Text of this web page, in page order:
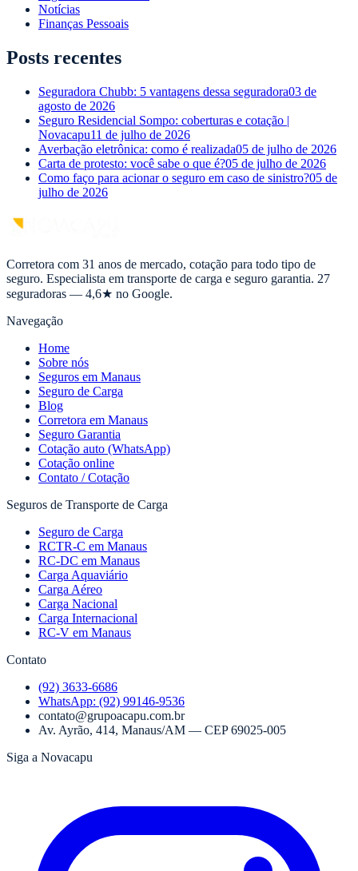
Notícias
Finanças Pessoais
Posts recentes
Seguradora Chubb: 5 vantagens dessa seguradora03 de
agosto de 2026
Seguro Residencial Sompo: coberturas e cotação |
Novacapu11 de julho de 2026
Averbação eletrônica: como é realizada05 de julho de 2026
Carta de protesto: você sabe o que é?05 de julho de 2026
Como faço para acionar o seguro em caso de sinistro?05 de
julho de 2026
Corretora com 31 anos de mercado, cotação para todo tipo de
seguro. Especialista em transporte de carga e seguro garantia. 27
seguradoras — 4,6★ no Google.
Navegação
Home
Sobre nós
Seguros em Manaus
Seguro de Carga
Blog
Corretora em Manaus
Seguro Garantia
Cotação auto (WhatsApp)
Cotação online
Contato / Cotação
Seguros de Transporte de Carga
Seguro de Carga
RCTR-C em Manaus
RC-DC em Manaus
Carga Aquaviário
Carga Aéreo
Carga Nacional
Carga Internacional
RC-V em Manaus
Contato
(92) 3633-6686
WhatsApp: (92) 99146-9536
contato@grupoacapu.com.br
Av. Ayrão, 414, Manaus/AM — CEP69025-005
Siga a Novacapu